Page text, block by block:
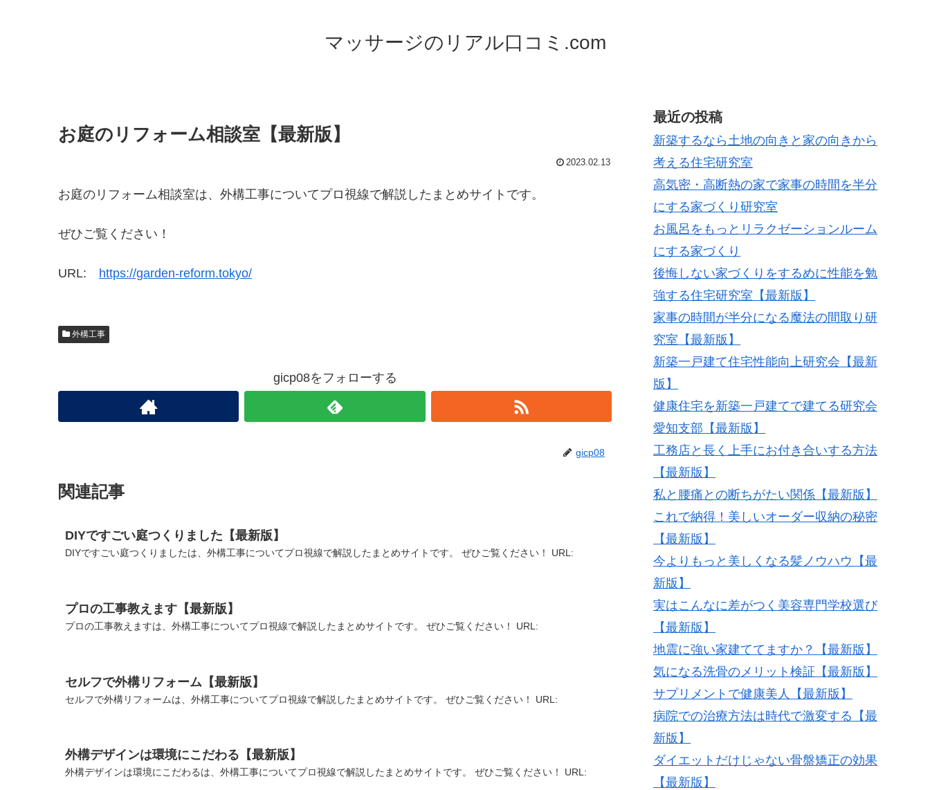
マッサージのリアル口コミ.com
お庭のリフォーム相談室【最新版】
2023.02.13
お庭のリフォーム相談室は、外構工事についてプロ視線で解説したまとめサイトです。
ぜひご覧ください！
URL: https://garden-reform.tokyo/
外構工事
gicp08をフォローする
gicp08
関連記事
DIYですごい庭つくりました【最新版】
DIYですごい庭つくりましたは、外構工事についてプロ視線で解説したまとめサイトです。 ぜひご覧ください！ URL:
プロの工事教えます【最新版】
プロの工事教えますは、外構工事についてプロ視線で解説したまとめサイトです。 ぜひご覧ください！ URL:
セルフで外構リフォーム【最新版】
セルフで外構リフォームは、外構工事についてプロ視線で解説したまとめサイトです。 ぜひご覧ください！ URL:
外構デザインは環境にこだわる【最新版】
外構デザインは環境にこだわるは、外構工事についてプロ視線で解説したまとめサイトです。 ぜひご覧ください！ URL:
最近の投稿
新築するなら土地の向きと家の向きから
考える住宅研究室
高気密・高断熱の家で家事の時間を半分
にする家づくり研究室
お風呂をもっとリラクゼーションルーム
にする家づくり
後悔しない家づくりをするめに性能を勉
強する住宅研究室【最新版】
家事の時間が半分になる魔法の間取り研
究室【最新版】
新築一戸建て住宅性能向上研究会【最新
版】
健康住宅を新築一戸建てで建てる研究会
愛知支部【最新版】
工務店と長く上手にお付き合いする方法
【最新版】
私と腰痛との断ちがたい関係【最新版】
これで納得！美しいオーダー収納の秘密
【最新版】
今よりもっと美しくなる髪ノウハウ【最
新版】
実はこんなに差がつく美容専門学校選び
【最新版】
地震に強い家建ててますか？【最新版】
気になる洗骨のメリット検証【最新版】
サプリメントで健康美人【最新版】
病院での治療方法は時代で激変する【最
新版】
ダイエットだけじゃない骨盤矯正の効果
【最新版】